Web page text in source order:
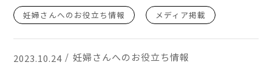
妊婦さんへのお役立ち情報 メディア掲載
2023.10.24 妊婦さんへのお役立ち情報